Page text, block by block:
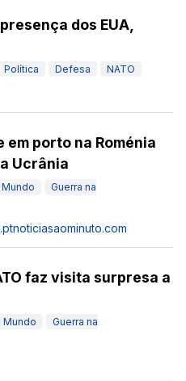
dos EUA,
Política Defesa NATO
porto na Roménia
Ucrânia
Mundo
Guerra na
noticiasaominuto.com
faz visita surpresa a
Mundo
Guerra na